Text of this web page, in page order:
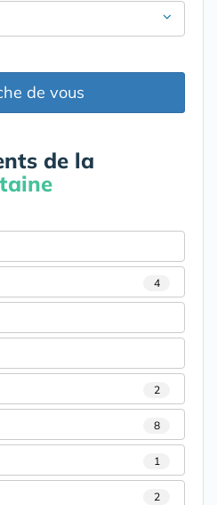
de vous
de la
4
2
8
1
2